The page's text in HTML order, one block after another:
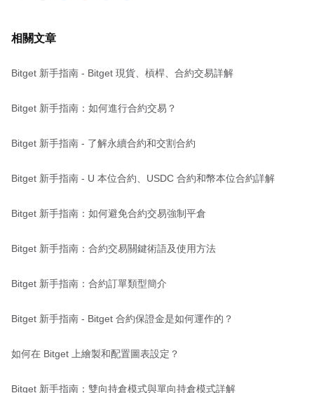
相關文章
Bitget 新手指南 - Bitget 現貨、槓桿、合約交易詳解
Bitget 新手指南：如何進行合約交易？
Bitget 新手指南 - 了解永續合約和交割合約
Bitget 新手指南 - U 本位合約、USDC 合約和幣本位合約詳解
Bitget 新手指南：如何避免合約交易強制平倉
Bitget 新手指南：合約交易關鍵術語及使用方法
Bitget 新手指南：合約訂單類型簡介
Bitget 新手指南 - Bitget 合約保證金是如何運作的？
如何在 Bitget 上繪製和配置圖表設定？
Bitget 新手指南：雙向持倉模式與單向持倉模式詳解